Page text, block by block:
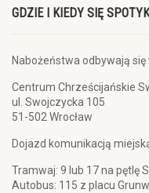
GDZIE I KIEDY SIĘ
Nabożeństwa odbywają
Centrum Chrześcijańskie
ul. Swojczycka 105
51-502 Wrocław
Dojazd komunikacją
Tramwaj: 9 lub 17 na pętlę
Autobus: 115 z placu